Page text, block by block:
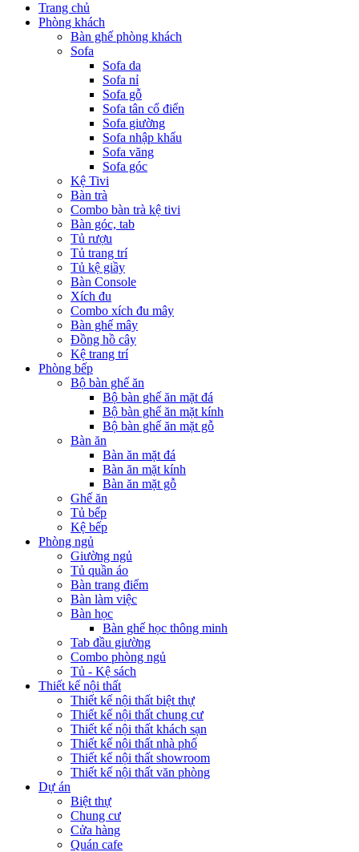
Trang chủ
Phòng khách
Bàn ghế phòng khách
Sofa
Sofa da
Sofa nỉ
Sofa gỗ
Sofa tân cổ điển
Sofa giường
Sofa nhập khẩu
Sofa văng
Sofa góc
Kệ Tivi
Bàn trà
Combo bàn trà kệ tivi
Bàn góc, tab
Tủ rượu
Tủ trang trí
Tủ kệ giầy
Bàn Console
Xích đu
Combo xích đu mây
Bàn ghế mây
Đồng hồ cây
Kệ trang trí
Phòng bếp
Bộ bàn ghế ăn
Bộ bàn ghế ăn mặt đá
Bộ bàn ghế ăn mặt kính
Bộ bàn ghế ăn mặt gỗ
Bàn ăn
Bàn ăn mặt đá
Bàn ăn mặt kính
Bàn ăn mặt gỗ
Ghế ăn
Tủ bếp
Kệ bếp
Phòng ngủ
Giường ngủ
Tủ quần áo
Bàn trang điểm
Bàn làm việc
Bàn học
Bàn ghế học thông minh
Tab đầu giường
Combo phòng ngủ
Tủ - Kệ sách
Thiết kế nội thất
Thiết kế nội thất biệt thự
Thiết kế nội thất chung cư
Thiết kế nội thất khách sạn
Thiết kế nội thất nhà phố
Thiết kế nội thất showroom
Thiết kế nội thất văn phòng
Dự án
Biệt thự
Chung cư
Cửa hàng
Quán cafe